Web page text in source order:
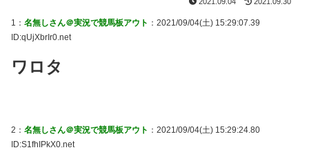
1： 名無しさん＠実況で競馬板アウト ：2021/09/04(土) 15:29:07.39
ID:qUjXbrIr0.net
ワロタ
2： 名無しさん＠実況で競馬板アウト ：2021/09/04(土) 15:29:24.80
ID:S1fhIPkX0.net